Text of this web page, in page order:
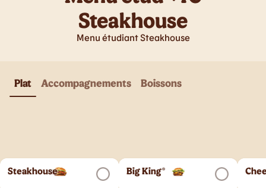
Steakhouse
Menu étudiant Steakhouse
Plat Accompagnements Boissons
Steakhouse Big King®